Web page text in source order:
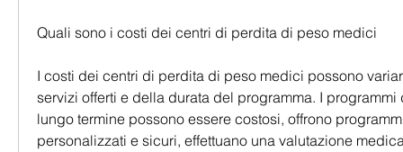
Quali sono i costi dei centri di perdita di peso medici
I costi dei centri di perdita di peso medici possono
servizi offerti e della durata del programma. I
lungo termine possono essere costosi, offrono
personalizzati e sicuri, effettuano una valutazione